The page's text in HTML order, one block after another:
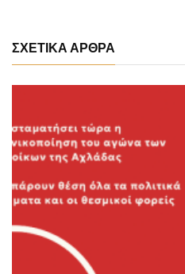
ΣΧΕΤΙΚΑ ΑΡΘΡΑ